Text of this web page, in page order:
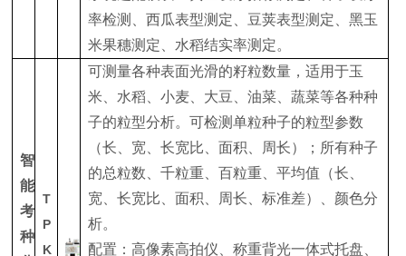
率检测、西瓜表型测定、豆荚表型测定、黑玉
米果穗测定、水稻结实率测定。
智
能
考
种
T
P
K
可测量各种表面光滑的籽粒数量，适用于玉
米、水稻、小麦、大豆、油菜、蔬菜等各种种
子的粒型分析。可检测单粒种子的粒型参数
（长、宽、长宽比、面积、周长）；所有种子
的总粒数、千粒重、百粒重、平均值（长、
宽、长宽比、面积、周长、标准差）、颜色分
析。
配置：高像素高拍仪、称重背光一体式托盘、